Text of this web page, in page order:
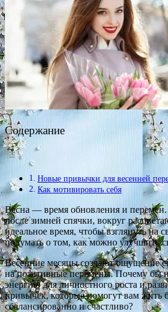
Содержание
Новые привычки для весенней
Как мотивировать себя
Весна — время обновления и
после зимней спячки, вокруг
идеальное время, чтобы взглянуть на
подумать о том, как можно улучшить
Весенние месяцы создают ощущение
на позитивные перемены. Почему бы
энергию для личностного роста и
привычек, которые помогут вам жить
сбалансированно и счастливо?